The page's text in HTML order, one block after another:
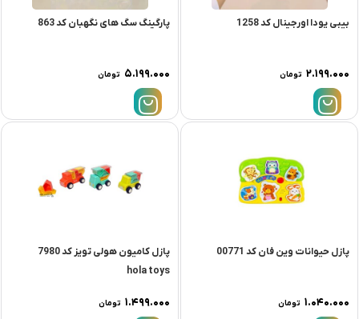
بیبی یودا اورجینال کد 1258
۲.۱۹۹.۰۰۰ تومان
پارگینگ سگ های نگهبان کد 863
۵.۱۹۹.۰۰۰ تومان
پازل حیوانات وین فان کد 00771
۱.۰۴۰.۰۰۰ تومان
پازل کامیون هولی تویز کد 7980
hola toys
۱.۴۹۹.۰۰۰ تومان